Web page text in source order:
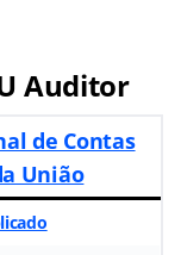
Auditor
de Contas
União